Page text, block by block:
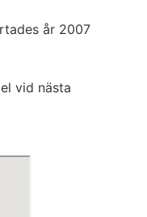
år 2007
vid nästa